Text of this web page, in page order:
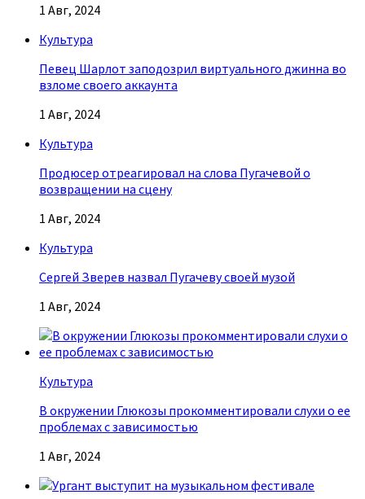
1 Авг, 2024
Культура
Певец Шарлот заподозрил виртуального джинна во
взломе своего аккаунта
1 Авг, 2024
Культура
Продюсер отреагировал на слова Пугачевой о
возвращении на сцену
1 Авг, 2024
Культура
Сергей Зверев назвал Пугачеву своей музой
1 Авг, 2024
Культура
В окружении Глюкозы прокомментировали слухи о ее
проблемах с зависимостью
1 Авг, 2024